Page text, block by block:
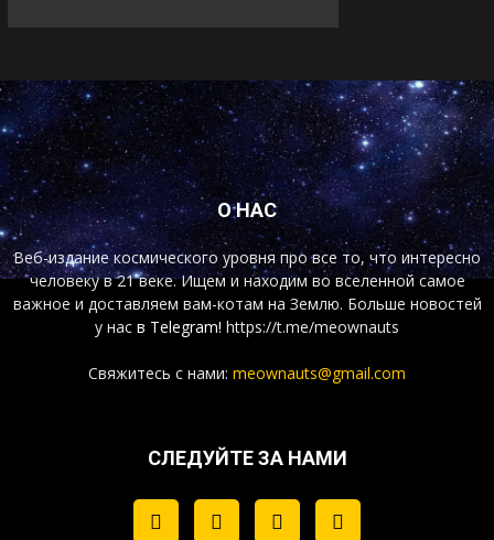
О НАС
Веб-издание космического уровня про все то, что интересно
человеку в 21 веке. Ищем и находим во вселенной самое
важное и доставляем вам-котам на Землю. Больше новостей
у нас в Telegram! https://t.me/meownauts
Свяжитесь с нами: meownauts@gmail.com
СЛЕДУЙТЕ ЗА НАМИ